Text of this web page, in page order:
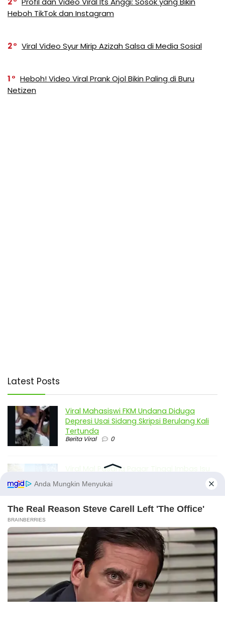
Heboh TikTok dan Instagram
2 Viral Video Syur Mirip Azizah Salsa di Media Sosial
1
Heboh! Video Viral Prank Ojol Bikin Paling di Buru
Netizen
Latest Posts
Viral Mahasiswi FKM Undana Diduga
Depresi Usai Sidang Skripsi Berulang Kali
Tertunda
Berita Viral 0
Viral Mal Pasang Pagar Tinggi Imbas Isu
Demo Agustus, Polri Pastikan Situasi
Aman dan Tingkatkan Intelijen serta
Berita Viral 1
Viral Alutsista Berjejer di Monas Dikaitkan
Demo Besar, Mabes TNI Beri Penjelasan
Berita Viral
Viral Ayah Tinggalkan Istri dan Bayi Demi
Dugaan Selingkuhan Sesama Jenis
X